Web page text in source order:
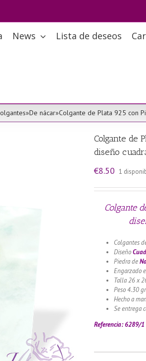
News Lista de deseos
»De nácar»Colgante de Plata 925 con
Colgante de
diseño
€8.50 1
Colgante
Colgantes
Diseño
Piedra de
Engarzado
Talla 26 x
Peso 4.30
Hecho a
Se entrega
Referencia: 6289/1